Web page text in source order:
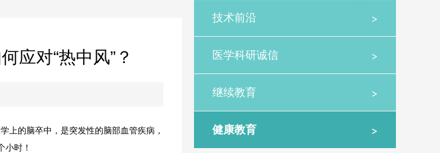
>
技术前沿
>
医学科研诚信
>
继续教育
>
健康教育
应对“热中风”？
的脑卒中，是突发性的脑部血管疾病，
小时！